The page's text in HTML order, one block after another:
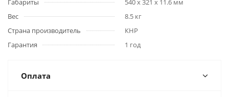
Габариты
540 x 321 x 11.6 мм
Вес
8.5 кг
Страна производитель
КНР
Гарантия
1 год
Оплата